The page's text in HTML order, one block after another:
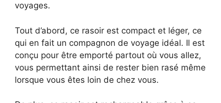
voyages.
Tout d’abord, ce rasoir est compact et léger, ce
qui en fait un compagnon de voyage idéal. Il est
conçu pour être emporté partout où vous allez,
vous permettant ainsi de rester bien rasé même
lorsque vous êtes loin de chez vous.